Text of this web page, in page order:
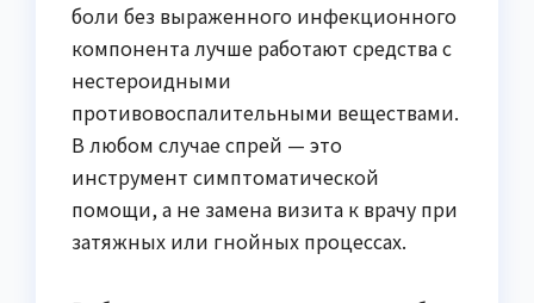
боли без выраженного инфекционного
компонента лучше работают средства с
нестероидными
противовоспалительными веществами.
В любом случае спрей — это
инструмент симптоматической
помощи, а не замена визита к врачу при
затяжных или гнойных процессах.